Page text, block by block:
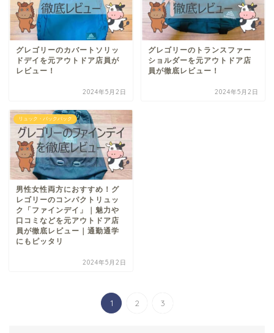
グレゴリーのカバートソリッ
ドデイを元アウトドア店員が
レビュー！
2024年5月2日
グレゴリーのトランスファー
ショルダーを元アウトドア店
員が徹底レビュー！
2024年5月2日
リュック・バックパック
男性女性両方におすすめ！グ
レゴリーのコンパクトリュッ
ク「ファインデイ」｜魅力や
口コミなどを元アウトドア店
員が徹底レビュー｜通勤通学
にもピッタリ
2024年5月2日
1 2 3